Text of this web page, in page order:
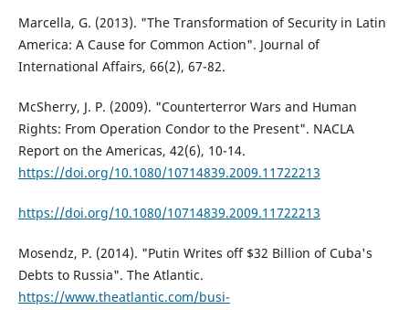
Marcella, G. (2013). "The Transformation of Security in Latin
America: A Cause for Common Action". Journal of
International Affairs, 66(2), 67-82.
McSherry, J. P. (2009). "Counterterror Wars and Human
Rights: From Operation Condor to the Present". NACLA
Report on the Americas, 42(6), 10-14.
https://doi.org/10.1080/10714839.2009.11722213
https://doi.org/10.1080/10714839.2009.11722213
Mosendz, P. (2014). "Putin Writes off $32 Billion of Cuba's
Debts to Russia". The Atlantic.
https://www.theatlantic.com/busi-